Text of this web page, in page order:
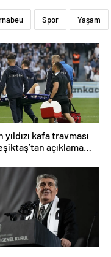
Spor Yaşam
yıldızı kafa travması
açıklama